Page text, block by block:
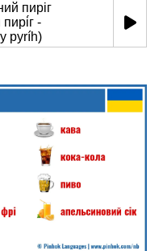
пиріг
-
pyríh)